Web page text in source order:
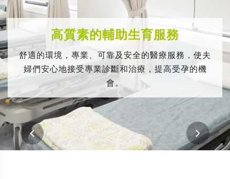
高質素的輔助生育服務
舒適的環境，專業、可靠及安全的醫療服務，使夫
婦們安心地接受專業診斷和治療，提高受孕的機
會。